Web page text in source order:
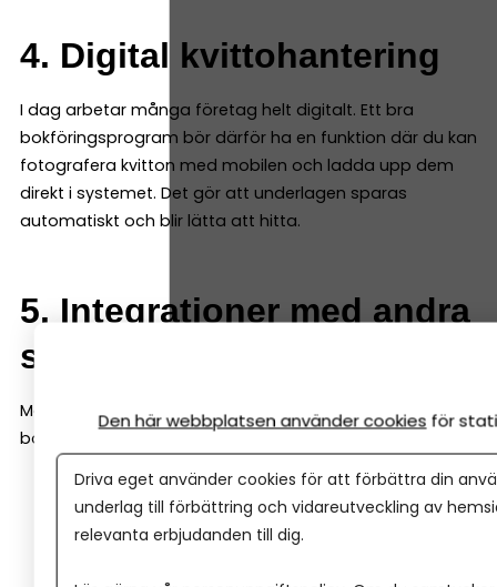
4. Digital kvittohantering
I dag arbetar många företag helt digitalt. Ett bra
bokföringsprogram bör därför ha en funktion där du kan
fotografera kvitton med mobilen och ladda upp dem
direkt i systemet. Det gör att underlagen sparas
automatiskt och blir lätta att hitta.
5. Integrationer med andra
system
Många företag använder fler system än bara
bokföringsprogrammet, till exempel:
e-handelssystem
kassasystem
Den här webbplatsen använder cookies för
Driva eget använder cookies för att förbättra din
underlag till förbättring och vidareutveckling av
relevanta erbjudanden till dig.